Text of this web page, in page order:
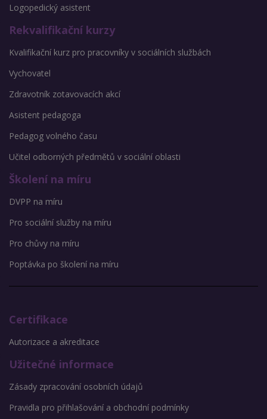
Logopedický asistent
Rekvalifikační kurzy
Kvalifikační kurz pro pracovníky v sociálních službách
Vychovatel
Zdravotník zotavovacích akcí
Asistent pedagoga
Pedagog volného času
Učitel odborných předmětů v sociální oblasti
Školení na míru
DVPP na míru
Pro sociální služby na míru
Pro chůvy na míru
Poptávka po školení na míru
Certifikace
Autorizace a akreditace
Užitečné informace
Zásady zpracování osobních údajů
Pravidla pro přihlašování a obchodní podmínky